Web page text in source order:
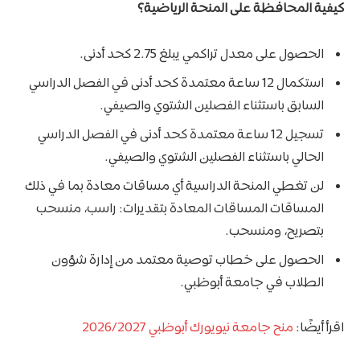
كيفية المحافظة على المنحة الرياضية؟
الحصول على معدل تراكمي يبلغ 2.75 كحد أدنى.
استكمال 12 ساعة معتمدة كحد أدنى في الفصل الدراسي
السابق باستثناء الفصلين الشتوي والصيفي.
تسجيل 12 ساعة معتمدة كحد أدنى في الفصل الدراسي
الحالي باستثناء الفصلين الشتوي والصيفي.
لن تغطي المنحة الدراسية أي مساقات معادة بما في ذلك
المساقات المساقات المعادة بتقديرات: راسب، منسحب
بتصريح، ومنسحب.
الحصول على خطاب توصية معتمد من إدارة شؤون
الطلاب في جامعة أبوظبي.
اقرأ أيضًا: منح جامعة نيويورك أبوظبي 2026/2027